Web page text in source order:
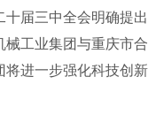
十届三中全会明确提
工业集团与重庆市
进一步强化科技创